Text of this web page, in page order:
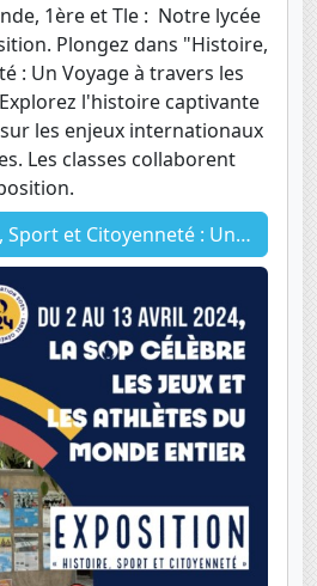
1ère et Tle : Notre lycée
Plongez dans "Histoire,
: Un Voyage à travers les
l'histoire captivante
les enjeux internationaux
Les classes collaborent
: Un Voyage à travers les Jeux Olympiques"